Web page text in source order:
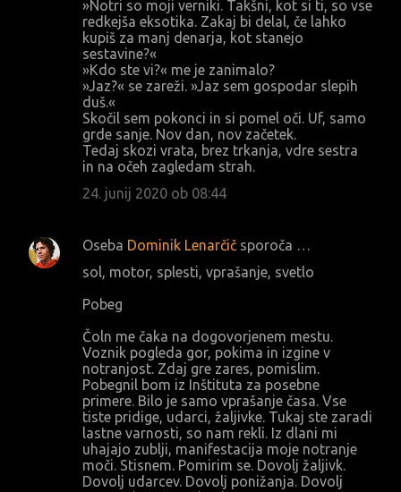
»Notri so moji verniki. Takšni, kot si ti, so vse
redkejša eksotika. Zakaj bi delal, če lahko
kupiš za manj denarja, kot stanejo
sestavine?«
»Kdo ste vi?« me je zanimalo?
»Jaz?« se zareži. »Jaz sem gospodar slepih
duš.«
Skočil sem pokonci in si pomel oči. Uf, samo
grde sanje. Nov dan, nov začetek.
Tedaj skozi vrata, brez trkanja, vdre sestra
in na očeh zagledam strah.
24. junij 2020 ob 08:44
Oseba Dominik Lenarčič sporoča …
sol, motor, splesti, vprašanje, svetlo
Pobeg
Čoln me čaka na dogovorjenem mestu.
Voznik pogleda gor, pokima in izgine v
notranjost. Zdaj gre zares, pomislim.
Pobegnil bom iz Inštituta za posebne
primere. Bilo je samo vprašanje časa. Vse
tiste pridige, udarci, žaljivke. Tukaj ste zaradi
lastne varnosti, so nam rekli. Iz dlani mi
uhajajo zublji, manifestacija moje notranje
moči. Stisnem. Pomirim se. Dovolj žaljivk.
Dovolj udarcev. Dovolj ponižanja. Dovolj